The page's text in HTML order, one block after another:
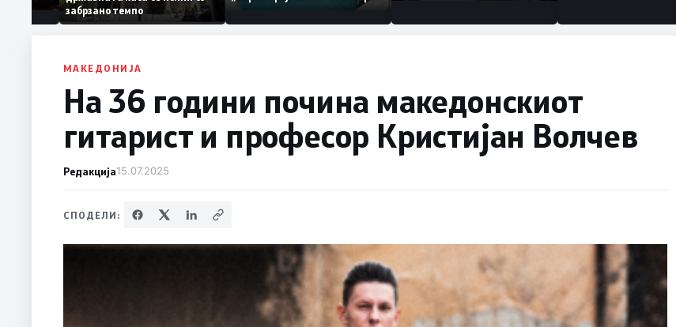
на
забрзано темпо
по штетите од невремето
МАКЕДОНИЈА
На 36 години почина македонскиот
гитарист и професор Кристијан Волчев
Редакција15.07.2025
СПОДЕЛИ: